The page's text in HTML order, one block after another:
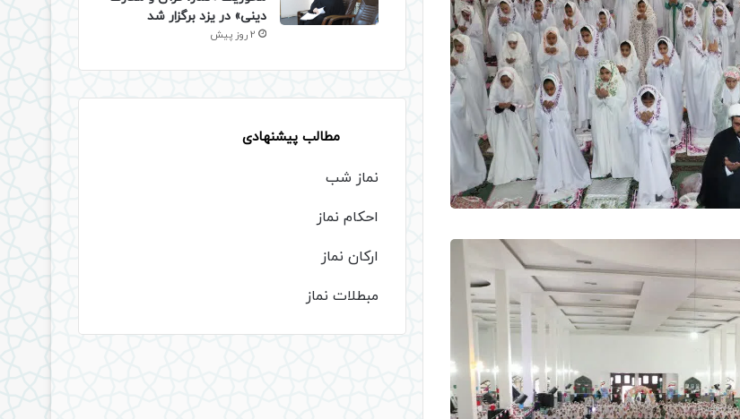
دینی» در یزد برگزار شد
2 روز پیش
مطالب پیشنهادی
نماز شب
احکام نماز
ارکان نماز
مبطلات نماز